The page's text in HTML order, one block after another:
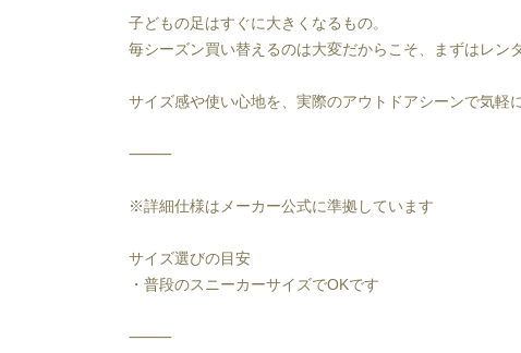
子どもの足はすぐに大きくなるもの。
毎シーズン買い替えるのは大変だからこそ、まずはレン
サイズ感や使い心地を、実際のアウトドアシーンで気軽
⸻
※詳細仕様はメーカー公式に準拠しています
サイズ選びの目安
・普段のスニーカーサイズでOKです
⸻